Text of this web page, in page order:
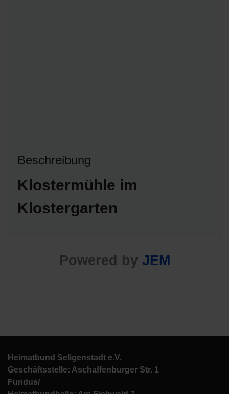
Beschreibung
Klostermühle im
Klostergarten
Powered by JEM
Heimatbund Seligenstadt e.V.
Geschäftsstelle: Aschaffenburger Str. 1
Fundus/